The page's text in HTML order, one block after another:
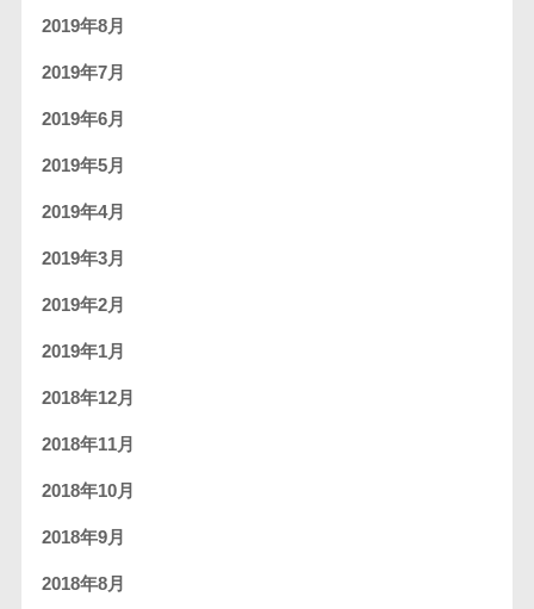
2019年8月
2019年7月
2019年6月
2019年5月
2019年4月
2019年3月
2019年2月
2019年1月
2018年12月
2018年11月
2018年10月
2018年9月
2018年8月